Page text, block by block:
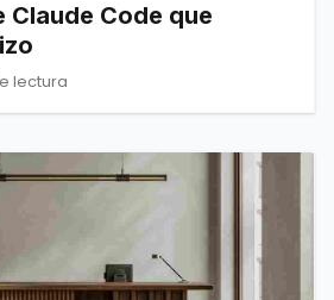
Claude Code que
lectura